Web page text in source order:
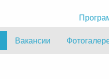
Вакансии